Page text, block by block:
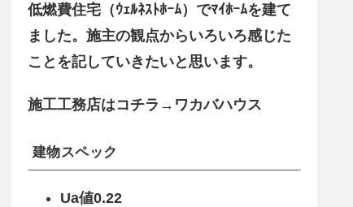
低燃費住宅（ｳｪﾙﾈｽﾄﾎｰﾑ）でﾏｲﾎｰﾑを建て
ました。施主の観点からいろいろ感じた
ことを記していきたいと思います。
施工工務店はコチラ→ワカバハウス
建物スペック
Ua値0.22